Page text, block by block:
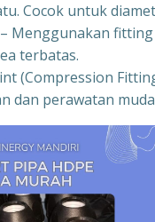
Cocok untuk
Menggunakan
terbatas.
(Compression
dan perawatan